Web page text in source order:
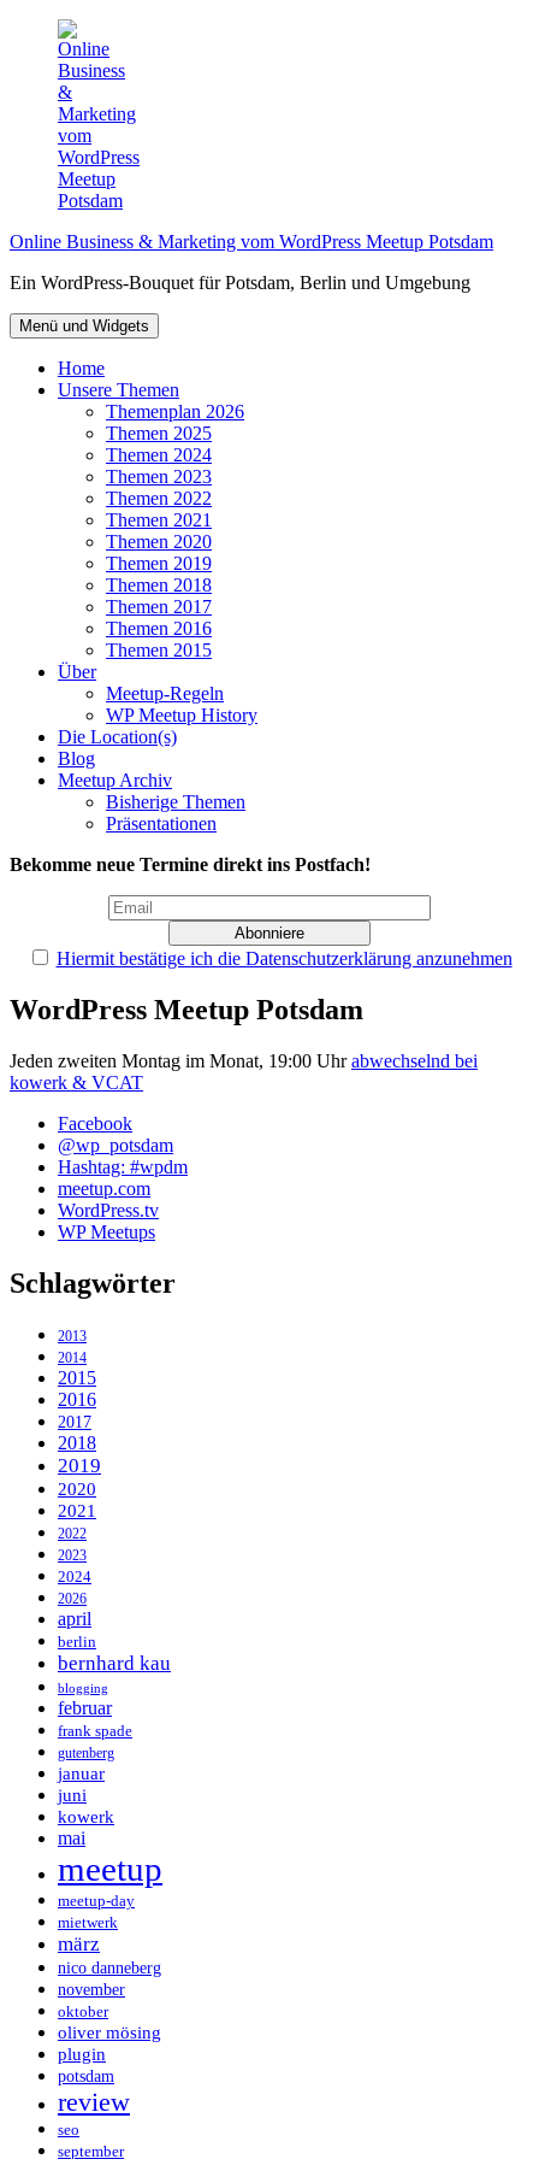
springen
Online Business & Marketing vom WordPress Meetup Potsdam
Ein WordPress-Bouquet für Potsdam, Berlin und Umgebung
Menü und Widgets
Home
Unsere Themen
Themenplan 2026
Themen 2025
Themen 2024
Themen 2023
Themen 2022
Themen 2021
Themen 2020
Themen 2019
Themen 2018
Themen 2017
Themen 2016
Themen 2015
Über
Meetup-Regeln
WP Meetup History
Die Location(s)
Blog
Meetup Archiv
Bisherige Themen
Präsentationen
Bekomme neue Termine direkt ins Postfach!
Hiermit bestätige ich die Datenschutzerklärung anzunehmen
WordPress Meetup Potsdam
Jeden zweiten Montag im Monat, 19:00 Uhrabwechselnd bei
kowerk & VCAT
Facebook
@wp_potsdam
Hashtag: #wpdm
meetup.com
WordPress.tv
WP Meetups
Schlagwörter
2013
2014
2015
2016
2017
2018
2019
2020
2021
2022
2023
2024
2026
april
berlin
bernhard kau
blogging
februar
frank spade
gutenberg
januar
juni
kowerk
mai
meetup
meetup-day
mietwerk
märz
nico danneberg
november
oktober
oliver mösing
plugin
potsdam
review
seo
september